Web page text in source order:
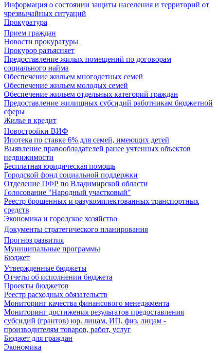
Информация о состоянии защиты населения и территорий от
чрезвычайных ситуаций
Прокуратура
Прием граждан
Новости прокуратуры
Прокурор разъясняет
Предоставление жилых помещений по договорам
социального найма
Обеспечение жильем многодетных семей
Обеспечение жильем молодых семей
Обеспечение жильем отдельных категорий граждан
Предоставление жилищных субсидий работникам бюджетной
сферы
Жилье в кредит
Новостройки ВИФ
Ипотека по ставке 6% для семей, имеющих детей
Выявление правообладателей ранее учтенных объектов
недвижимости
Бесплатная юридическая помощь
Городской фонд социальной поддержки
Отделение ПФР по Владимирской области
Голосование "Народный участковый"
Реестр брошенных и разукомплектованных транспортных
средств
Экономика и городское хозяйство
Документы стратегического планирования
Прогноз развития
Муниципальные программы
Бюджет
Утвержденные бюджеты
Отчеты об исполнении бюджета
Проекты бюджетов
Реестр расходных обязательств
Мониторинг качества финансового менеджмента
Мониторинг достижения результатов предоставления
субсидий (грантов) юр. лицам, ИП, физ. лицам -
производителям товаров, работ, услуг
Бюджет для граждан
Экономика